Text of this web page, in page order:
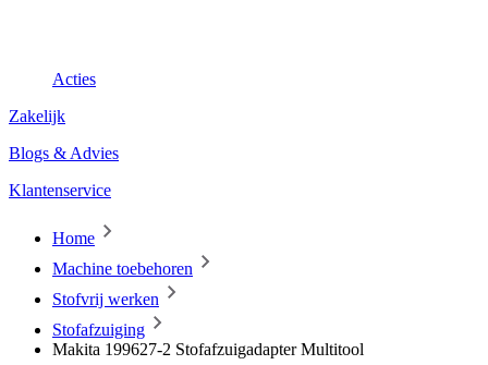
Acties
Zakelijk
Blogs & Advies
Klantenservice
Home
Machine toebehoren
Stofvrij werken
Stofafzuiging
Makita 199627-2 Stofafzuigadapter Multitool